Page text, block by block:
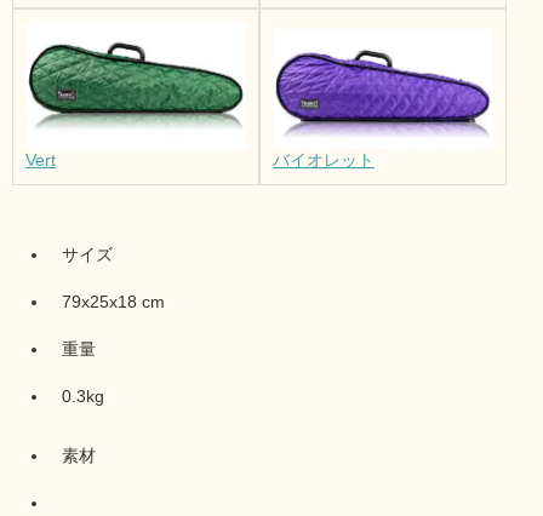
Vert バイオレット
サイズ
79x25x18 cm
重量
0.3kg
素材